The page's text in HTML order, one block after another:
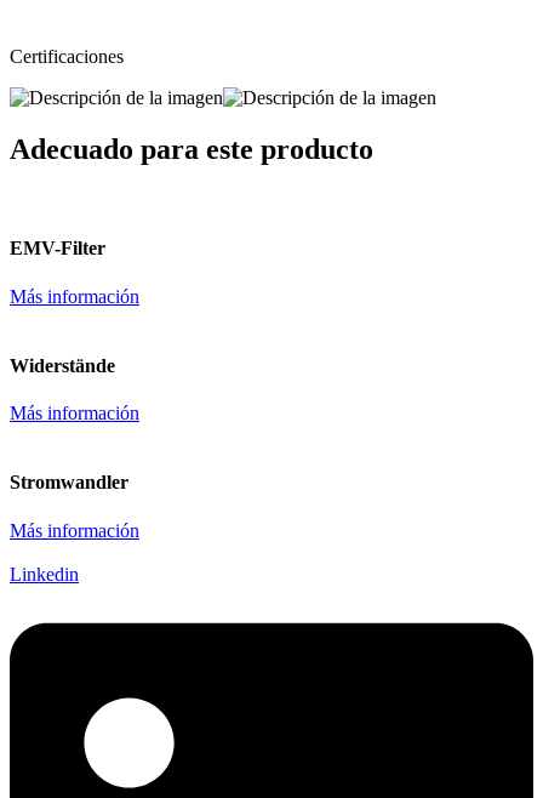
Certificaciones
Adecuado para este producto
EMV-Filter
Más información
Widerstände
Más información
Stromwandler
Más información
Linkedin